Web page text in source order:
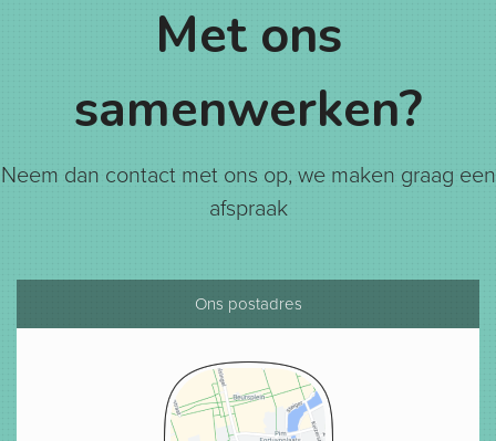
Met ons
samenwerken?
Neem dan contact met ons op, we maken graag een
afspraak
Ons postadres